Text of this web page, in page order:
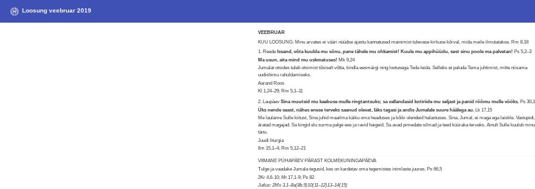
Loosung veebruar 2019
VEEBRUAR
KUU LOOSUNG: Minu arvates ei vääri nüüdse ajastu kannatused mainimist tulevase kirkuse kõrval, mida meile ilmutatakse. Rm 8,18
1. Reede Issand, võta kuulda mu sõnu, pane tähele mu ohkamist! Kuule mu appihüüdu, sest sinu poole ma palvetan! Ps 5,2–3
Ma usun, aita mind mu uskmatuses!Mk 9,24
Jumalat otsides tuleb otsimist tõsiselt võtta, kindla eesmärgi ning lootusega Teda leida. Selleks et paluda Tema juhtimist, mitte niisama
uudishimu rahuldamiseks.
Aarand Roos
Kl 1,24–29; Rm 5,1–11
2. LaupäevSina muutsid mu kaebuse mulle ringtantsuks; sa vallandasid kotiriide mu seljast ja panid rõõmu mulle vööks. Ps
Üks nende seast, nähes enese terveks saanud olevat, läks tagasi ja andis Jumalale suure häälega au.Lk 17,15
Me laulame Sulle kiitust, Sina juhid maailma käiku oma headuses ja kõiki olendeid halastuses. Sina, Jumal, ei maga ega laiskle.
äratad magajad. Sa kingid elu surma palge ees ja ravid haigeid. Sa avad pimedate silmad ja teed küüraka terveks. Ainult Sulle kuulub minu
tänu.
Juudi liturgia
Ilm 15,1–4; Rm 5,12–21
VIIMANE PÜHAPÄEV PÄRAST KOLMEKUNINGAPÄEVA
Tulge ja vaadake Jumala tegusid, kes on kardetav oma tegemistes inimlaste juures. Ps 66,5
2Kr 4,6-10; Mt 17,1-9; Ps 82
Jutlus: 2Ms 3,1–8a(8b.9)10(11–12)13–14(15)